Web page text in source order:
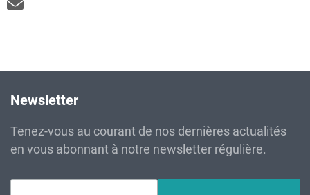
Newsletter
Tenez-vous au courant de nos dernières actualités
en vous abonnant à notre newsletter régulière.